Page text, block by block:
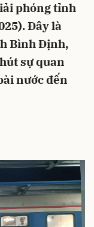
phóng tỉnh
Đây là
Bình Định,
sự quan
nước đến